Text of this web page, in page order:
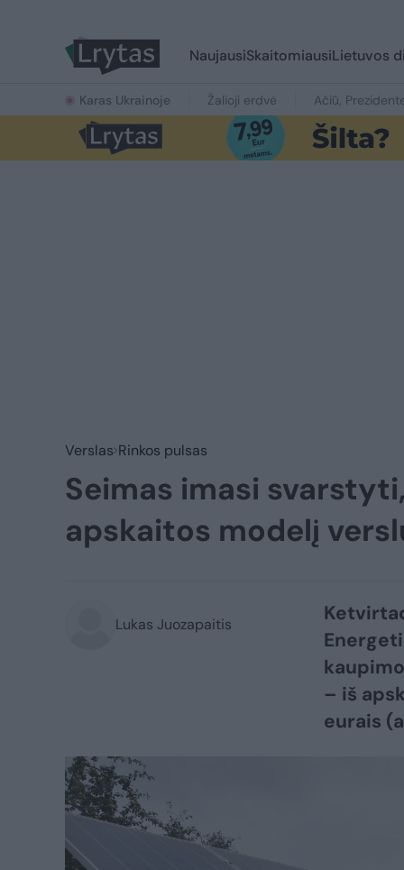
NaujausiSkaitomiausiLietuvos
Karas Ukrainoje Žalioji erdvė Ačiū,
Verslas Rinkos pulsas
Seimas imasi
apskaitos modelį
Lukas Juozapaitis
– iš
eurais